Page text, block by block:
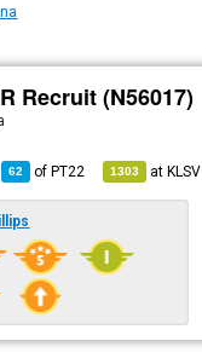
Recruit (N56017)
62 ofPT22 1303 atKLSV